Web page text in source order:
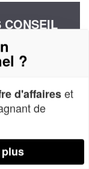
CONSEIL
?
d'affaireset
de